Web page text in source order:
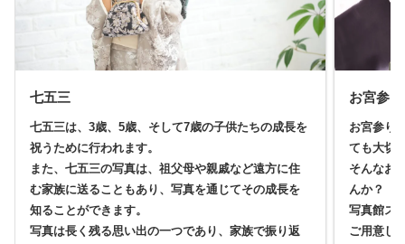
七五三
七五三は、3歳、5歳、そして7歳の子供たちの成長を
祝うために行われます。
また、七五三の写真は、祖父母や親戚など遠方に住
む家族に送ることもあり、写真を通じてその成長を
知ることができます。
写真は長く残る思い出の一つであり、家族で振り返
お宮参り
お宮参り
ても大切
そんなお
んか？
写真館ス
ご用意し